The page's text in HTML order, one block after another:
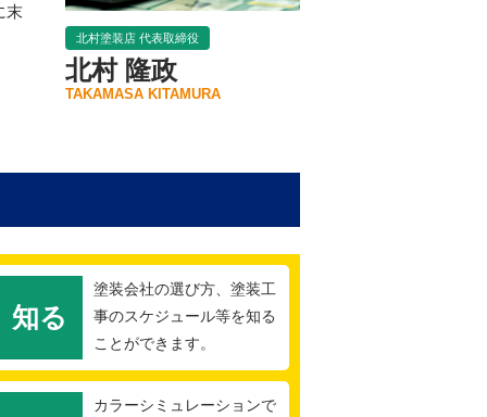
北村塗装店 代表取締役
北村 隆政
TAKAMASA KITAMURA
末
知る
塗装会社の選び方、塗装工
事のスケジュール等を知る
ことができます。
カラーシミュレーションで